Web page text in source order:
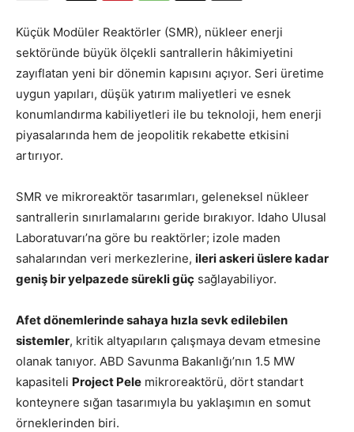
Küçük Modüler Reaktörler (SMR), nükleer enerji
sektöründe büyük ölçekli santrallerin hâkimiyetini
zayıflatan yeni bir dönemin kapısını açıyor. Seri üretime
uygun yapıları, düşük yatırım maliyetleri ve esnek
konumlandırma kabiliyetleri ile bu teknoloji, hem enerji
piyasalarında hem de jeopolitik rekabette etkisini
artırıyor.
SMR ve mikroreaktör tasarımları, geleneksel nükleer
santrallerin sınırlamalarını geride bırakıyor. Idaho Ulusal
Laboratuvarı’na göre bu reaktörler; izole maden
sahalarından veri merkezlerine, ileri askeri üslere kadar
geniş bir yelpazede sürekli güç sağlayabiliyor.
Afet dönemlerinde sahaya hızla sevk edilebilen
sistemler, kritik altyapıların çalışmaya devam etmesine
olanak tanıyor. ABD Savunma Bakanlığı’nın 1.5 MW
kapasiteli Project Pele mikroreaktörü, dört standart
konteynere sığan tasarımıyla bu yaklaşımın en somut
örneklerinden biri.